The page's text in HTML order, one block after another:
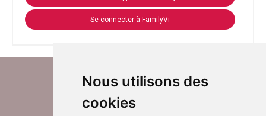
Nous utilisons des
cookies
Se connecter à FamilyVi